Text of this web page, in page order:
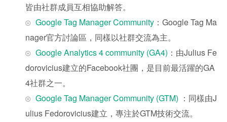
皆由社群成員互相協助解答。
Google Tag Manager Community ：Google Tag Ma
nager官方討論區，同樣以社群交流為主。
Google Analytics 4 community (GA4) ：由Julius Fe
dorovicius建立的Facebook社團，是目前最活躍的GA
4社群之一。
Google Tag Manager Community (GTM) ：同樣由J
ulius Fedorovicius建立，專注於GTM技術交流。